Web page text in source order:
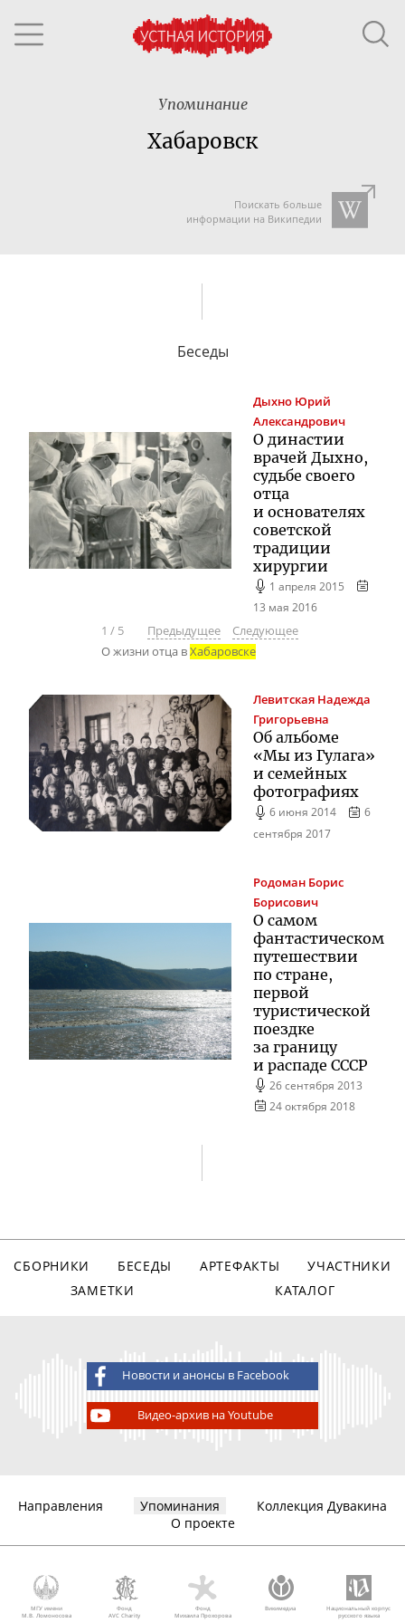
Упоминание
Хабаровск
Поискать больше
информации на Википедии
Беседы
Дыхно Юрий
Александрович
О династии
врачей Дыхно,
судьбе своего
отца
и основателях
советской
традиции
хирургии
1 апреля 2015
13 мая 2016
1 / 5 Предыдущее
Следующее
О жизни отца вХабаровске
Левитская Надежда
Григорьевна
Об альбоме
«Мы из Гулага»
и семейных
фотографиях
6 июня 2014
6
сентября 2017
Родоман Борис
Борисович
О самом
фантастическом
путешествии
по стране,
первой
туристической
поездке
за границу
и распаде СССР
26 сентября 2013
24 октября 2018
СБОРНИКИ БЕСЕДЫ АРТЕФАКТЫ
УЧАСТНИКИ
ЗАМЕТКИ
КАТАЛОГ
Новости и анонсы в Facebook
Видео-архив на Youtube
Направления Упоминания
Коллекция Дувакина
О проекте
МГУ имени
М.В. Ломоносова
Фонд
AVC Charity
Фонд
Михаила Прохорова
Викимедиа
Национальный корпус
русского языка